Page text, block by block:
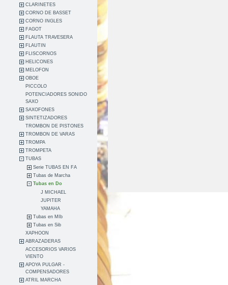
CLARINETES
CORNO DE BASSET
CORNO INGLES
FAGOT
FLAUTA TRAVESERA
FLAUTIN
FLISCORNOS
HELICONES
MELOFON
OBOE
PICCOLO
POTENCIADORES SONIDO
SAXO
SAXOFONES
SINTETIZADORES
TROMBON DE PISTONES
TROMBON DE VARAS
TROMPA
TROMPETA
TUBAS
Serie TUBAS EN FA
Tubas de Marcha
Tubas en Do
J MICHAEL
JUPITER
YAMAHA
Tubas en MIb
Tubas en Sib
XAPHOON
ABRAZADERAS
ACCESORIOS VARIOS
VIENTO
APOYA PULGAR -
COMPENSADORES
ATRIL MARCHA